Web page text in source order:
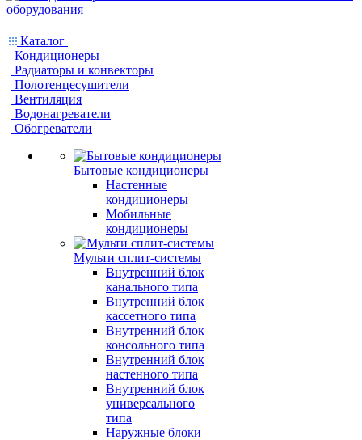
Каталог
Кондиционеры
Радиаторы и конвекторы
Полотенцесушители
Вентиляция
Водонагреватели
Обогреватели
Бытовые кондиционеры
Настенные
кондиционеры
Мобильные
кондиционеры
Мульти сплит-системы
Внутренний блок
канального типа
Внутренний блок
кассетного типа
Внутренний блок
консольного типа
Внутренний блок
настенного типа
Внутренний блок
универсального
типа
Наружные блоки